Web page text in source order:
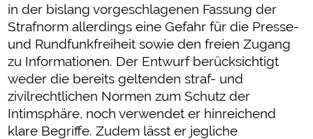
in der bislang vorgeschlagenen Fassung der
Strafnorm allerdings eine Gefahr für die Presse-
und Rundfunkfreiheit sowie den freien Zugang
zu Informationen. Der Entwurf berücksichtigt
weder die bereits geltenden straf- und
zivilrechtlichen Normen zum Schutz der
Intimsphäre, noch verwendet er hinreichend
klare Begriffe. Zudem lässt er jegliche